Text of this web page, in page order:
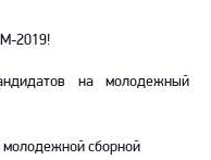
2019!
на молодежный
сборной